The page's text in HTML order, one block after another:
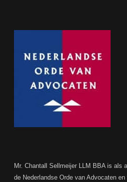
Mr. Chantall Sellmeijer LLM BBA is als
de Nederlandse Orde van Advocaten